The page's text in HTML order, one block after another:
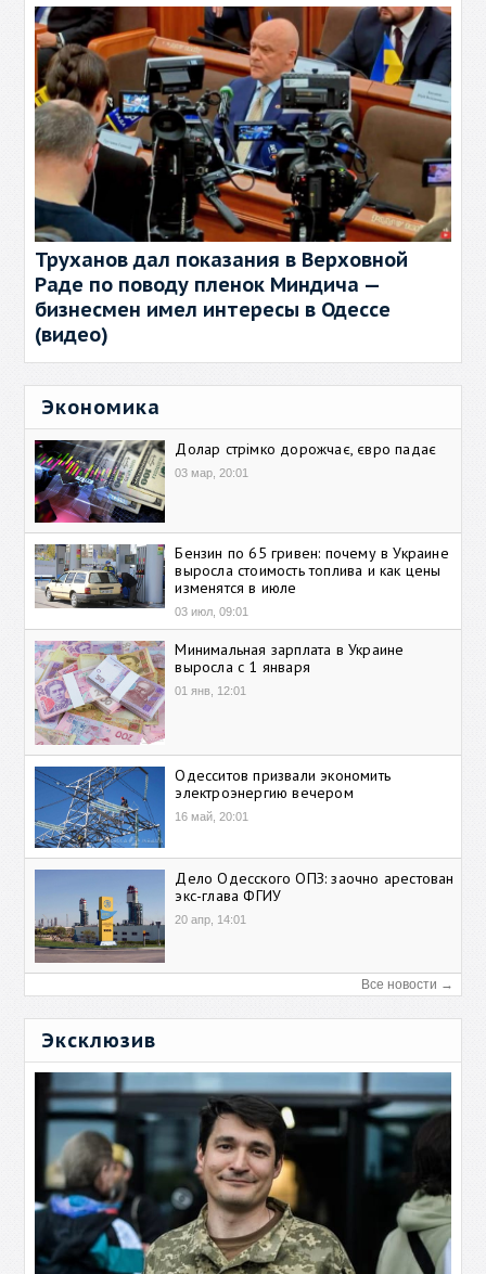
Труханов дал показания в Верховной
Раде по поводу пленок Миндича —
бизнесмен имел интересы в Одессе
(видео)
Экономика
Долар стрімко дорожчає, євро падає
03 мар, 20:01
Бензин по 65 гривен: почему в Украине
выросла стоимость топлива и как цены
изменятся в июле
03 июл, 09:01
Минимальная зарплата в Украине
выросла с 1 января
01 янв, 12:01
Одесситов призвали экономить
электроэнергию вечером
16 май, 20:01
Дело Одесского ОПЗ: заочно арестован
экс-глава ФГИУ
20 апр, 14:01
Все новости →
Эксклюзив